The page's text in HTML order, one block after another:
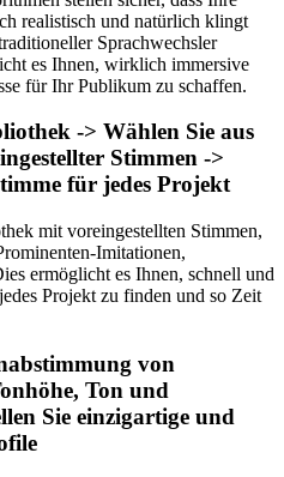
realistisch und natürlich klingt
Sprachwechsler
es Ihnen, wirklich immersive
für Ihr Publikum zu schaffen.
-> Wählen Sie aus
Stimmen ->
für jedes Projekt
mit voreingestellten Stimmen,
Imitationen,
ermöglicht es Ihnen, schnell und
Projekt zu finden und so Zeit
von
Ton und
Sie einzigartige und